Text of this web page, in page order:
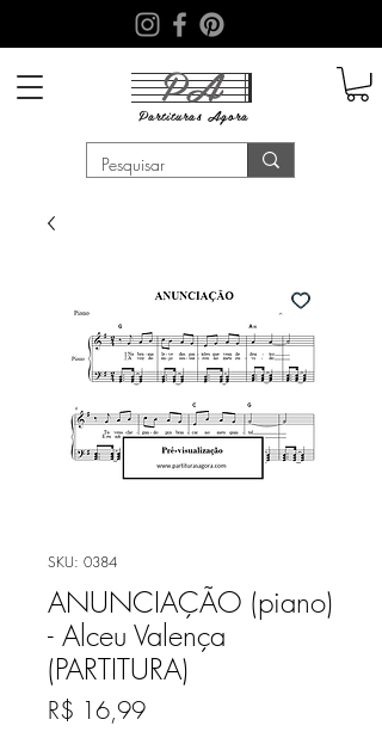
PA
Partituras Agora
SKU: 0384
ANUNCIAÇÃO (piano)
- Alceu Valença
(PARTITURA)
R$ 16,99Preço